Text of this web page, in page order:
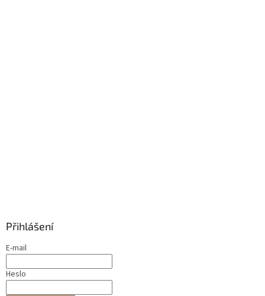
Přihlášení
E-mail
Heslo